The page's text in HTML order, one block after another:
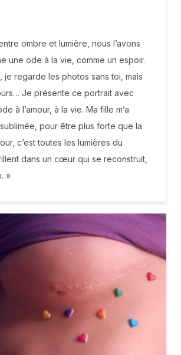
ombre et lumière, nous l’avons
une ode à la vie, comme un espoir.
je regarde les photos sans toi, mais
Je présente ce portrait avec
à l’amour, à la vie. Ma fille m’a
pour être plus forte que la
c’est toutes les lumières du
dans un cœur qui se reconstruit,
»